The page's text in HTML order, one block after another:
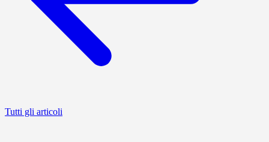
Tutti gli articoli